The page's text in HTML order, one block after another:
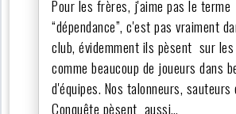
Pour les frères, j'aime pas le terme
“dépendance”, c'est pas vraiment
club, évidemment ils pèsent sur
comme beaucoup de joueurs dans
d'équipes. Nos talonneurs,
Conquête pèsent aussi…